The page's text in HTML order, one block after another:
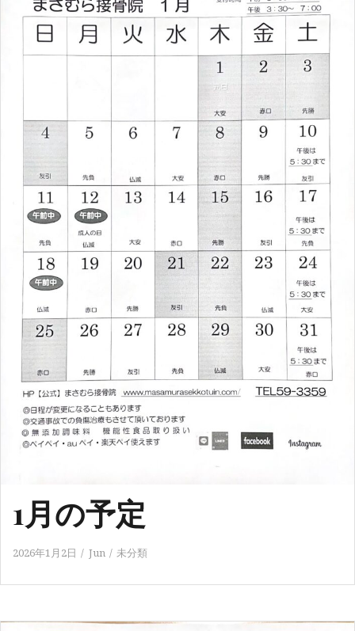
1月の予定
2026年1月2日 Jun 未分類